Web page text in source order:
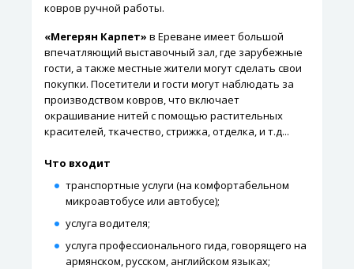
ковров ручной работы.
«Мегерян Карпет» в Ереване имеет большой
впечатляющий выставочный зал, где зарубежные
гости, а также местные жители могут сделать свои
покупки. Посетители и гости могут наблюдать за
производством ковров, что включает
окрашивание нитей с помощью растительных
красителей, ткачество, стрижка, отделка, и т.д...
Что входит
транспортные услуги (на комфортабельном
микроавтобусе или автобусе);
услуга водителя;
услуга профессионального гида, говорящего на
армянском, русском, английском языках;